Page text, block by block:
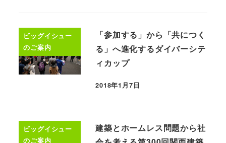
ビッグイシュー
のご案内
「参加する」から「共につく
る」へ進化するダイバーシテ
ィカップ
2018年1月7日
ビッグイシュー
のご案内
建築とホームレス問題から社